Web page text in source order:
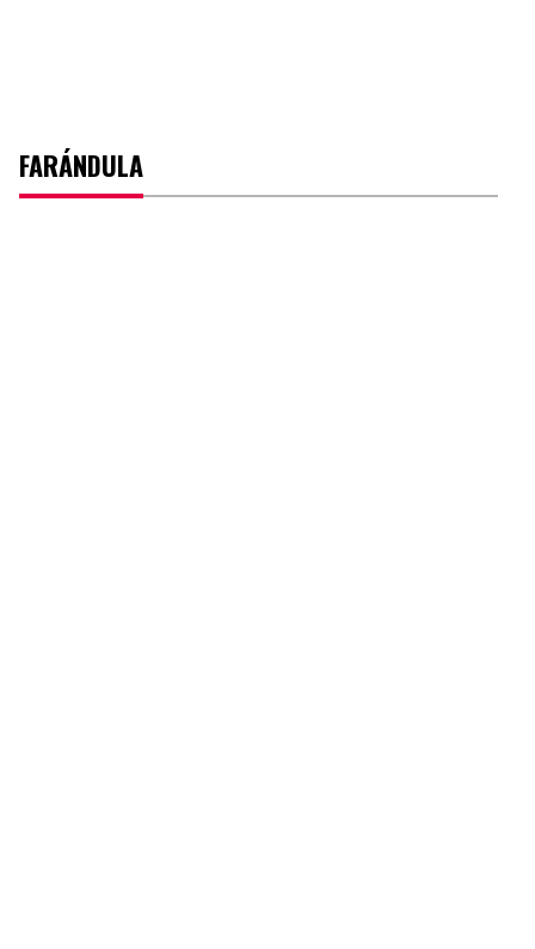
FARÁNDULA